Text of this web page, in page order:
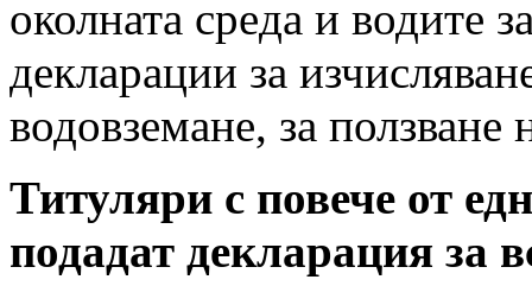
околната срeда и водите
декларации за
водовземане, за ползване
Титуляри с повече от
подадат декларация за